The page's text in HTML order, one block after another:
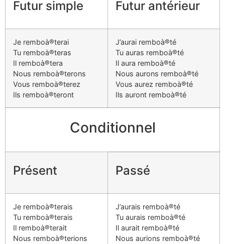
Futur simple Futur antérieur
Je remboà®terai
Tu remboà®teras
Il remboà®tera
Nous remboà®terons
Vous remboà®terez
Ils remboà®teront
J’aurai remboà®té
Tu auras remboà®té
Il aura remboà®té
Nous aurons remboà®té
Vous aurez remboà®té
Ils auront remboà®té
Conditionnel
Présent Passé
Je remboà®terais
Tu remboà®terais
Il remboà®terait
Nous remboà®terions
J’aurais remboà®té
Tu aurais remboà®té
Il aurait remboà®té
Nous aurions remboà®té